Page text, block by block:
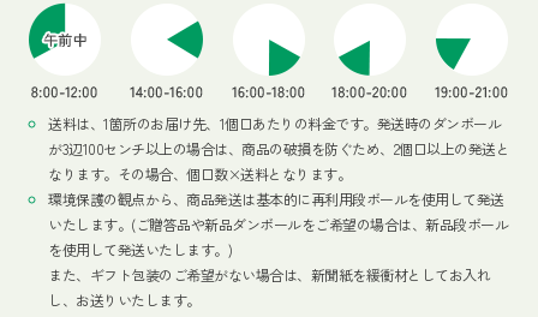
送料は、1箇所のお届け先、1個口あたりの料金です。発送時のダンボール
が3辺100センチ以上の場合は、商品の破損を防ぐため、2個口以上の発送と
なります。その場合、個口数×送料となります。
環境保護の観点から、商品発送は基本的に再利用段ボールを使用して発送
いたします。(ご贈答品や新品ダンボールをご希望の場合は、新品段ボール
を使用して発送いたします。)
また、ギフト包装のご希望がない場合は、新聞紙を緩衝材としてお入れ
し、お送りいたします。